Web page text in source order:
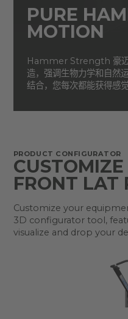
PURE
MOTION
Hammer Strength 豪迈
造，强调生物力学和自然
结合，您每次都能获得感
PRODUCT CONFIGURATOR
FRONT LAT
Customize your
3D configurator tool,
visualize and drop your